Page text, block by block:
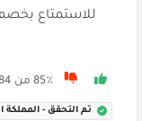
85٪ من 84 يوصون بها
تم التحقق - المملكة